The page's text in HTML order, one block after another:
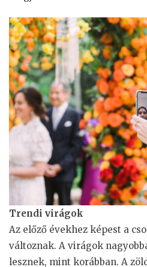
Trendi virágok
Az előző évekhez képest a
változnak. A virágok
lesznek, mint korábban. A